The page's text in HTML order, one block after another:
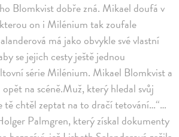
Blomkvist dobře zná. Mikael doufá v
on i Milénium tak zoufale
má jako obvykle své vlastní
se jejich cesty ještě jednou
série Milénium. Mikael Blomkvist a
na scéně.Muž, který hledal svůj
tě chtěl zeptat na to dračí tetování…“…
Palmgren, který získal dokumenty